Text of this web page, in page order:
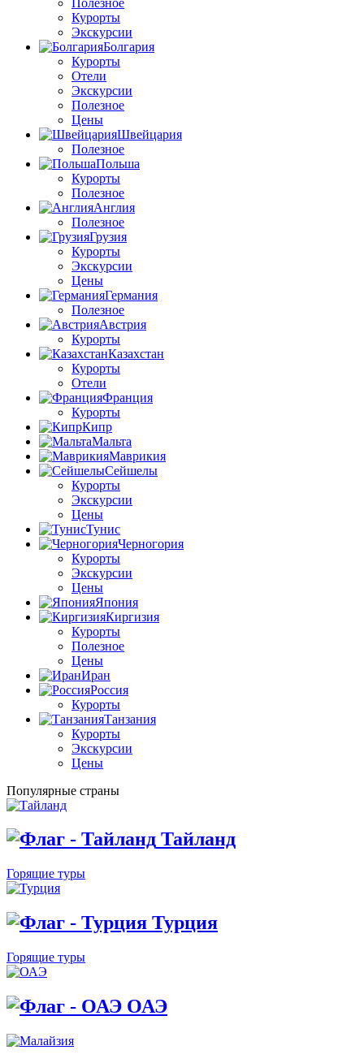
Курорты
Экскурсии
Болгария
Курорты
Отели
Экскурсии
Полезное
Цены
Швейцария
Полезное
Польша
Курорты
Полезное
Англия
Полезное
Грузия
Курорты
Экскурсии
Цены
Германия
Полезное
Австрия
Курорты
Казахстан
Курорты
Отели
Франция
Курорты
Кипр
Мальта
Маврикия
Сейшелы
Курорты
Экскурсии
Цены
Тунис
Черногория
Курорты
Экскурсии
Цены
Япония
Киргизия
Курорты
Полезное
Цены
Иран
Россия
Курорты
Танзания
Курорты
Экскурсии
Цены
Популярные страны
Тайланд
Горящие туры
Турция
Горящие туры
ОАЭ